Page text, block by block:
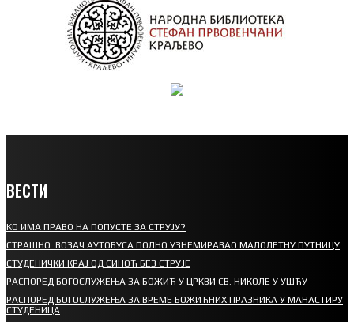
ВЕСТИ
КО ИМА ПРАВО НА ПОПУСТЕ ЗА СТРУЈУ?
СТРАШНО: ВОЗАЧ АУТОБУСА ПОЛНО УЗНЕМИРАВАО МАЛОЛЕТНУ ПУТНИЦУ
СТУДЕНИЧКИ КРАЈ ОД СИНОЋ БЕЗ СТРУЈЕ
РАСПОРЕД БОГОСЛУЖЕЊА ЗА БОЖИЋ У ЦРКВИ СВ. НИКОЛЕ У УШЋУ
РАСПОРЕД БОГОСЛУЖЕЊА ЗА ВРЕМЕ БОЖИЋНИХ ПРАЗНИКА У МАНАСТИРУ
СТУДЕНИЦА